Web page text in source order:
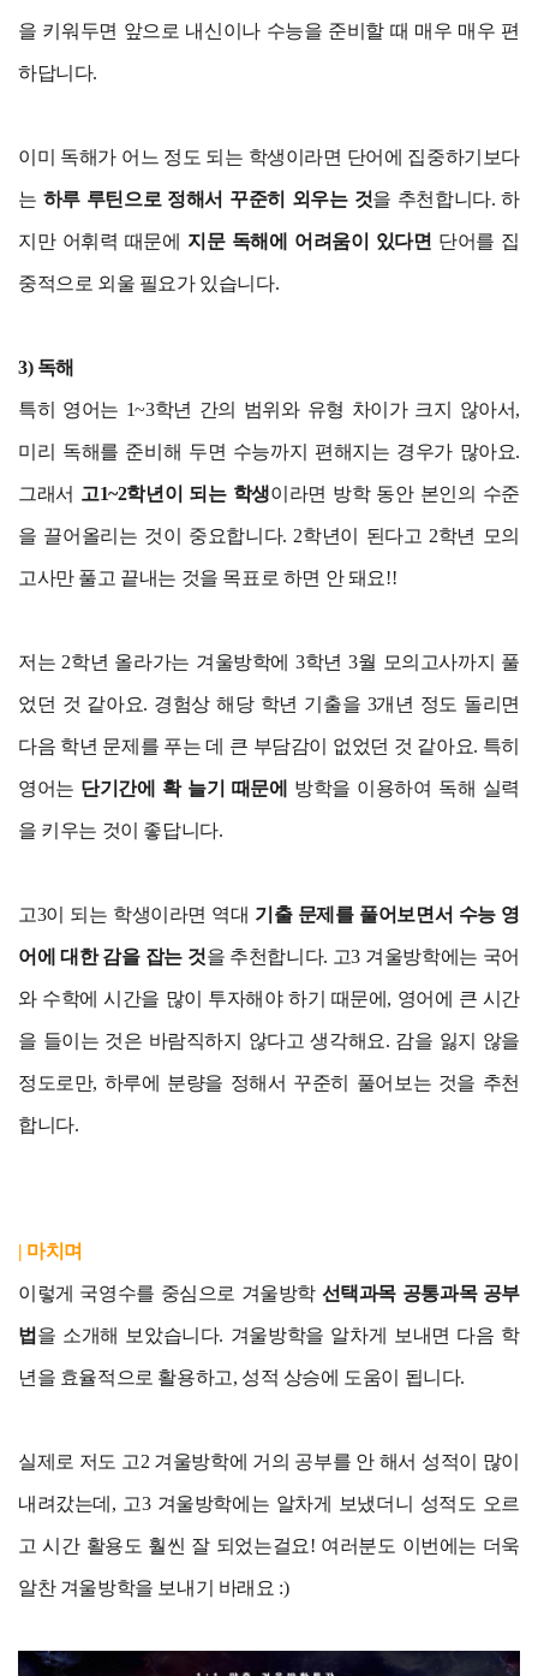
을 키워두면 앞으로 내신이나 수능을 준비할 때 매우 매우 편
하답니다.
이미 독해가 어느 정도 되는 학생이라면 단어에 집중하기보다
는 하루 루틴으로 정해서 꾸준히 외우는 것을 추천합니다. 하
지만 어휘력 때문에 지문 독해에 어려움이 있다면 단어를 집
중적으로 외울 필요가 있습니다.
3) 독해
특히 영어는 1~3학년 간의 범위와 유형 차이가 크지 않아서,
미리 독해를 준비해 두면 수능까지 편해지는 경우가 많아요.
그래서 고1~2학년이 되는 학생이라면 방학 동안 본인의 수준
을 끌어올리는 것이 중요합니다. 2학년이 된다고 2학년 모의
고사만 풀고 끝내는 것을 목표로 하면 안 돼요!!
저는 2학년 올라가는 겨울방학에 3학년 3월 모의고사까지 풀
었던 것 같아요. 경험상 해당 학년 기출을 3개년 정도 돌리면
다음 학년 문제를 푸는 데 큰 부담감이 없었던 것 같아요. 특히
영어는 단기간에 확 늘기 때문에 방학을 이용하여 독해 실력
을 키우는 것이 좋답니다.
고3이 되는 학생이라면 역대 기출 문제를 풀어보면서 수능 영
어에 대한 감을 잡는 것을 추천합니다. 고3 겨울방학에는 국어
와 수학에 시간을 많이 투자해야 하기 때문에, 영어에 큰 시간
을 들이는 것은 바람직하지 않다고 생각해요. 감을 잃지 않을
정도로만, 하루에 분량을 정해서 꾸준히 풀어보는 것을 추천
합니다.
| 마치며
이렇게 국영수를 중심으로 겨울방학 선택과목 공통과목 공부
법 을 소개해 보았습니다. 겨울방학을 알차게 보내면 다음 학
년을 효율적으로 활용하고, 성적 상승에 도움이 됩니다.
실제로 저도 고2 겨울방학에 거의 공부를 안 해서 성적이 많이
내려갔는데, 고3 겨울방학에는 알차게 보냈더니 성적도 오르
고 시간 활용도 훨씬 잘 되었는걸요! 여러분도 이번에는 더욱
알찬 겨울방학을 보내기 바래요 :)